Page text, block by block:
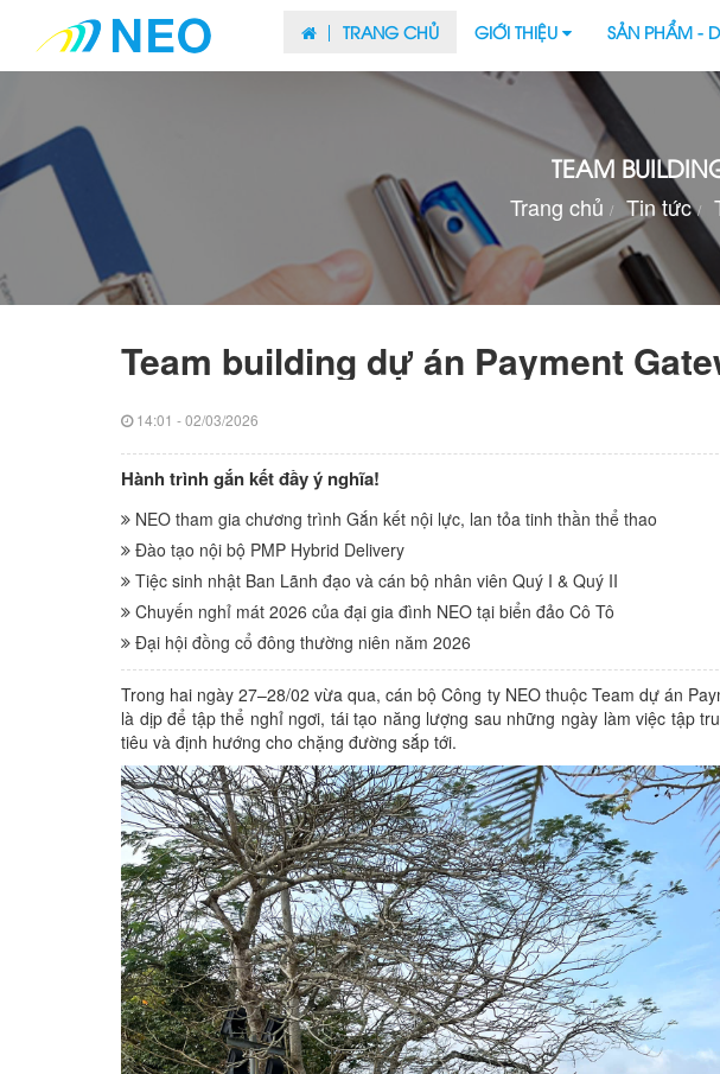
TRANG CHỦ GIỚI THIỆU SẢN PHẨM -
TEAM
Trang chủ Tin tức
Team building dự án Payment
14:01 - 02/03/2026
Hành trình gắn kết đầy ý nghĩa!
NEO tham gia chương trình Gắn kết nội lực, lan tỏa tinh thần thể thao
Đào tạo nội bộ PMP Hybrid Delivery
Tiệc sinh nhật Ban Lãnh đạo và cán bộ nhân viên Quý I & Quý II
Chuyến nghỉ mát 2026 của đại gia đình NEO tại biển đảo Cô Tô
Đại hội đồng cổ đông thường niên năm 2026
Trong hai ngày 27–28/02 vừa qua, cán bộ Công ty NEO thuộc Team dự án
là dịp để tập thể nghỉ ngơi, tái tạo năng lượng sau những ngày làm việc tập
tiêu và định hướng cho chặng đường sắp tới.